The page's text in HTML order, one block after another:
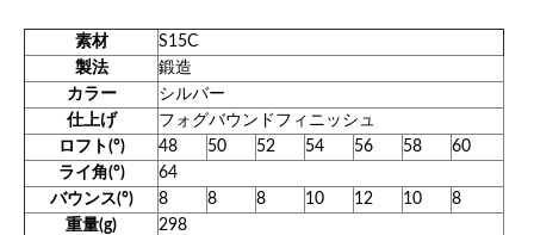
素材
S15C
製法
鍛造
カラー
シルバー
仕上げ
フォグバウンドフィニッシュ
ロフト(°)
48 50 52 54 56 58
60
ライ角(°)
64
バウンス(°)
8 8 8 10 12 10
8
重量(g)
298